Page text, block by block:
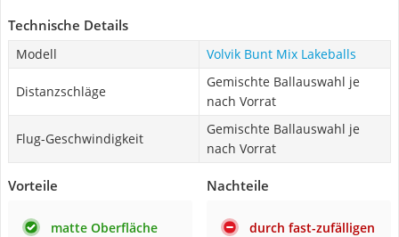
Technische Details
Modell Volvik Bunt Mix Lakeballs
Distanzschläge
Gemischte Ballauswahl je
nach Vorrat
Flug-Geschwindigkeit
Gemischte Ballauswahl je
nach Vorrat
Vorteile
matte Oberfläche
Nachteile
durch fast-zufälligen